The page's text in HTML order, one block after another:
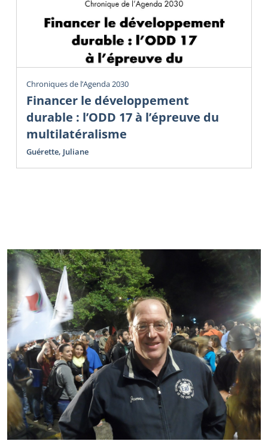
Chroniques de l’Agenda 2030
Financer le développement
durable : l’ODD 17 à l’épreuve du
multilatéralisme
Guérette, Juliane